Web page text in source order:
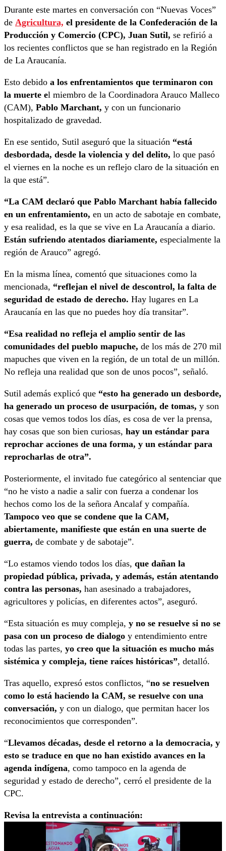
Durante este martes en conversación con “Nuevas Voces”
de Agricultura, el presidente de la Confederación de la
Producción y Comercio (CPC), Juan Sutil, se refirió a
los recientes conflictos que se han registrado en la Región
de La Araucanía.
Esto debido a los enfrentamientos que terminaron con
la muerte el miembro de la Coordinadora Arauco Malleco
(CAM), Pablo Marchant, y con un funcionario
hospitalizado de gravedad.
En ese sentido, Sutil aseguró que la situación “está
desbordada, desde la violencia y del delito, lo que pasó
el viernes en la noche es un reflejo claro de la situación en
la que está”.
“La CAM declaró que Pablo Marchant había fallecido
en un enfrentamiento, en un acto de sabotaje en combate,
y esa realidad, es la que se vive en La Araucanía a diario.
Están sufriendo atentados diariamente, especialmente la
región de Arauco” agregó.
En la misma línea, comentó que situaciones como la
mencionada, “reflejan el nivel de descontrol, la falta de
seguridad de estado de derecho. Hay lugares en La
Araucanía en las que no puedes hoy día transitar”.
“Esa realidad no refleja el amplio sentir de las
comunidades del pueblo mapuche, de los más de 270 mil
mapuches que viven en la región, de un total de un millón.
No refleja una realidad que son de unos pocos”, señaló.
Sutil además explicó que “esto ha generado un desborde,
ha generado un proceso de usurpación, de tomas, y son
cosas que vemos todos los días, es cosa de ver la prensa,
hay cosas que son bien curiosas, hay un estándar para
reprochar acciones de una forma, y un estándar para
reprocharlas de otra”.
Posteriormente, el invitado fue categórico al sentenciar que
“no he visto a nadie a salir con fuerza a condenar los
hechos como los de la señora Ancalaf y compañía.
Tampoco veo que se condene que la CAM,
abiertamente, manifieste que están en una suerte de
guerra, de combate y de sabotaje”.
“Lo estamos viendo todos los días, que dañan la
propiedad pública, privada, y además, están atentando
contra las personas, han asesinado a trabajadores,
agricultores y policías, en diferentes actos”, aseguró.
“Esta situación es muy compleja, y no se resuelve si no se
pasa con un proceso de dialogo y entendimiento entre
todas las partes, yo creo que la situación es mucho más
sistémica y compleja, tiene raíces históricas”, detalló.
Tras aquello, expresó estos conflictos, “no se resuelven
como lo está haciendo la CAM, se resuelve con una
conversación, y con un dialogo, que permitan hacer los
reconocimientos que corresponden”.
“Llevamos décadas, desde el retorno a la democracia, y
esto se traduce en que no han existido avances en la
agenda indígena, como tampoco en la agenda de
seguridad y estado de derecho”, cerró el presidente de la
CPC.
Revisa la entrevista a continuación: